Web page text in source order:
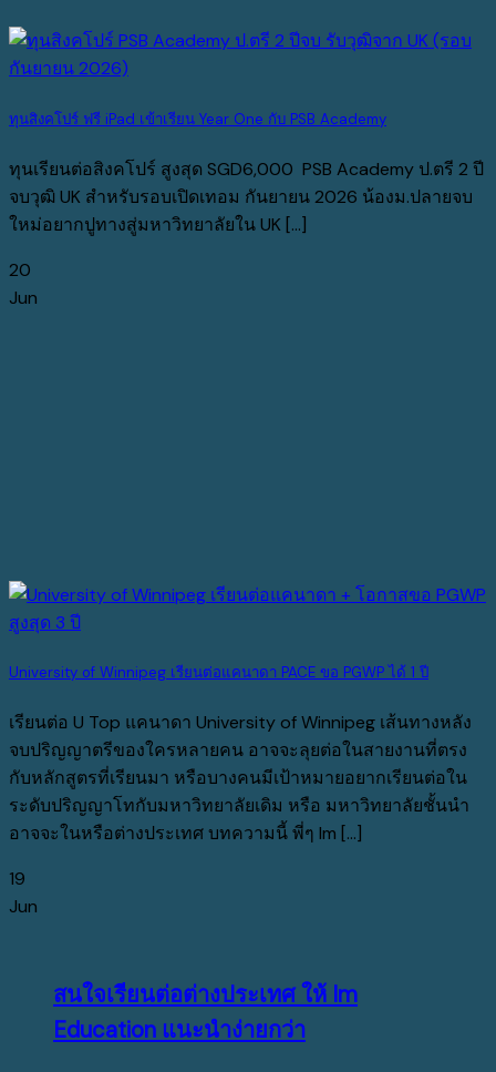
ทุนสิงคโปร์ ฟรี iPad เข้าเรียน Year One กับ PSB Academy
ทุนเรียนต่อสิงคโปร์ สูงสุด SGD6,000 PSB Academy ป.ตรี 2 ปี
จบวุฒิ UK สำหรับรอบเปิดเทอม กันยายน 2026 น้องม.ปลายจบ
ใหม่อยากปูทางสู่มหาวิทยาลัยใน UK [...]
20
Jun
University of Winnipeg เรียนต่อแคนาดา PACE ขอ PGWP ได้ 1 ปี
เรียนต่อ U Top แคนาดา University of Winnipeg เส้นทางหลัง
จบปริญญาตรีของใครหลายคน อาจจะลุยต่อในสายงานที่ตรง
กับหลักสูตรที่เรียนมา หรือบางคนมีเป้าหมายอยากเรียนต่อใน
ระดับปริญญาโทกับมหาวิทยาลัยเดิม หรือ มหาวิทยาลัยชั้นนำ
อาจจะในหรือต่างประเทศ บทความนี้ พี่ๆ Im [...]
19
Jun
สนใจเรียนต่อต่างประเทศ ให้ Im
Education แนะนำง่ายกว่า